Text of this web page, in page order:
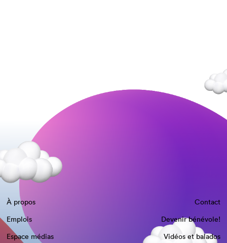
À propos
Contact
Emplois
Devenir bénévole!
Espace médias
Vidéos et balados